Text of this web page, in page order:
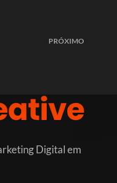
PRÓXIMO
Digital em